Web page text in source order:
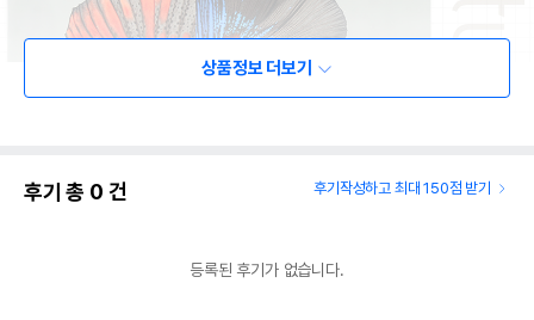
상품정보 더보기
후기 총 0 건 후기작성하고 최대 150점 받기
등록된 후기가 없습니다.